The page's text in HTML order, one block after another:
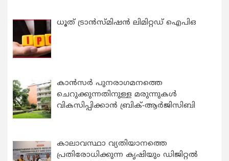
ധൂത് ട്രാൻസ്മിഷൻ ലിമിറ്റഡ് ഐപിഒ
കാന്‍സര്‍ പുനരാഗമനത്തെ
ചെറുക്കുന്നതിനുള്ള മരുന്നുകള്‍
വികസിപ്പിക്കാന്‍ ബ്രിക്-ആര്‍ജിസിബി
കാലാവസ്ഥാ വ്യതിയാനത്തെ
പ്രതിരോധിക്കുന്ന കൃഷിയും ഡിജിറ്റൽ